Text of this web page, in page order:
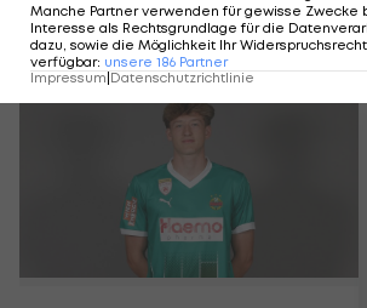
Mehr zum Thema
Manche Partner verwenden für gewisse Zwecke
Interesse als Rechtsgrundlage für die
dazu, sowie die Möglichkeit Ihr
verfügbar: unsere 186 Partner
Impressum|Datenschutzrichtlinie